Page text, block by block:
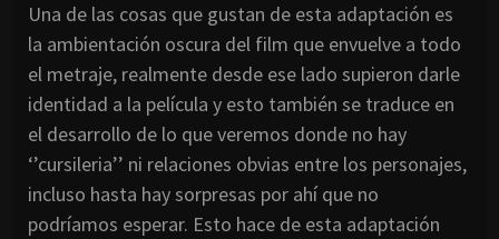
Una de las cosas que gustan de esta adaptación es
la ambientación oscura del film que envuelve a todo
el metraje, realmente desde ese lado supieron darle
identidad a la película y esto también se traduce en
el desarrollo de lo que veremos donde no hay
‘’cursileria’’ ni relaciones obvias entre los personajes,
incluso hasta hay sorpresas por ahí que no
podríamos esperar. Esto hace de esta adaptación